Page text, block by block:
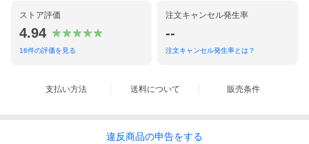
ストア評価
4.94
16件の評価を見る
注文キャンセル発生率
--
注文キャンセル発生率とは？
支払い方法 送料について 販売条件
違反商品の申告をする